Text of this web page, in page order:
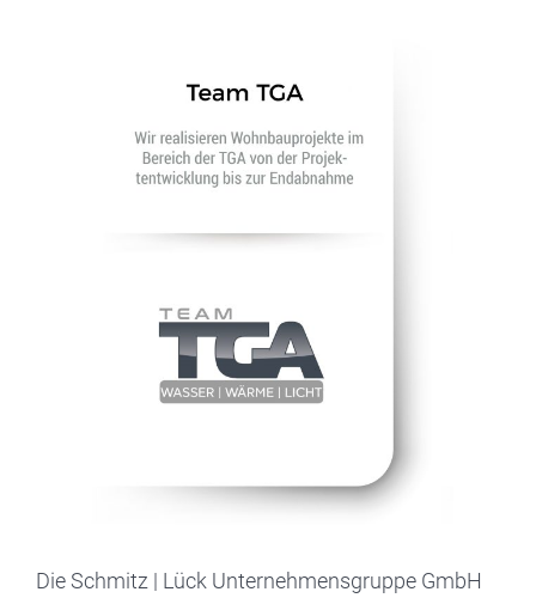
Die Schmitz | Lück Unternehmensgruppe GmbH